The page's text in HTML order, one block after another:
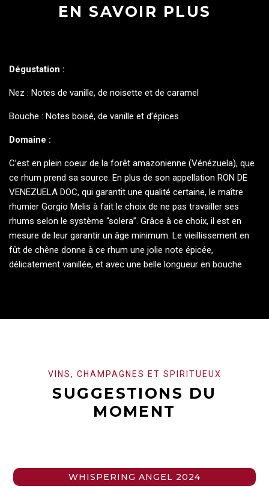
EN SAVOIR PLUS
Dégustation :
Nez : Notes de vanille, de noisette et de caramel
Bouche : Notes boisé, de vanille et d’épices
Domaine :
C’est en plein coeur de la forêt amazonienne (Vénézuela), que
ce rhum prend sa source. En plus de son appellation RON DE
VENEZUELA DOC, qui garantit une qualité certaine, le maître
rhumier Gorgio Melis à fait le choix de ne pas travailler ses
rhums selon le système “solera”. Grâce à ce choix, il est en
mesure de leur garantir un âge minimum. Le vieillissement en
fût de chêne donne à ce rhum une jolie note épicée,
délicatement vanillée, et avec une belle longueur en bouche.
VINS, CHAMPAGNES ET SPIRITUEUX
SUGGESTIONS DU
MOMENT
WHISPERING ANGEL 2024